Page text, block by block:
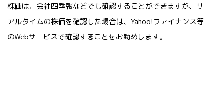
株価は、会社四季報などでも確認することができますが、リ
アルタイムの株価を確認した場合は、Yahoo!ファイナンス等
のWebサービスで確認することをお勧めします。